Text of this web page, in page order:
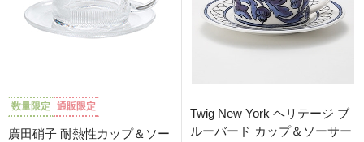
数量限定 通販限定
廣田硝子 耐熱性カップ＆ソー
Twig New York ヘリテージ ブ
ルーバード カップ＆ソーサー